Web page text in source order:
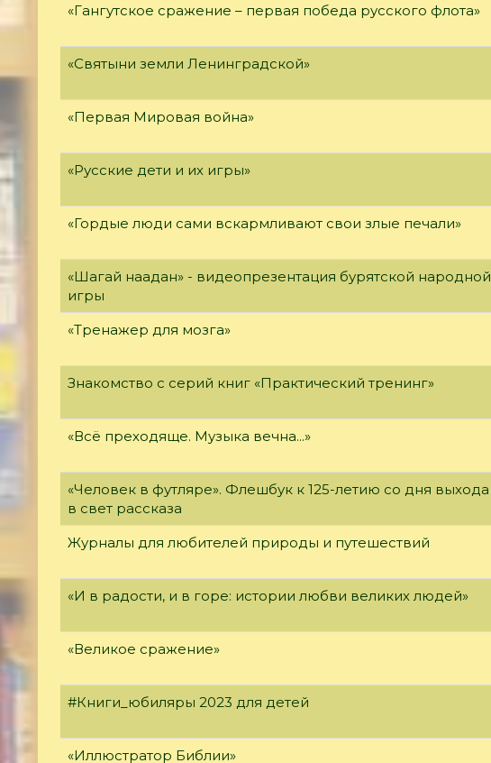
«Гангутское сражение – первая победа русского флота»
«Святыни земли Ленинградской»
«Первая Мировая война»
«Русские дети и их игры»
«Гордые люди сами вскармливают свои злые печали»
«Шагай наадан» - видеопрезентация бурятской народной
игры
«Тренажер для мозга»
Знакомство с серий книг «Практический тренинг»
«Всё преходяще. Музыка вечна...»
«Человек в футляре». Флешбук к 125-летию со дня выхода
в свет рассказа
Журналы для любителей природы и путешествий
«И в радости, и в горе: истории любви великих людей»
«Великое сражение»
#Книги_юбиляры 2023 для детей
«Иллюстратор Библии»